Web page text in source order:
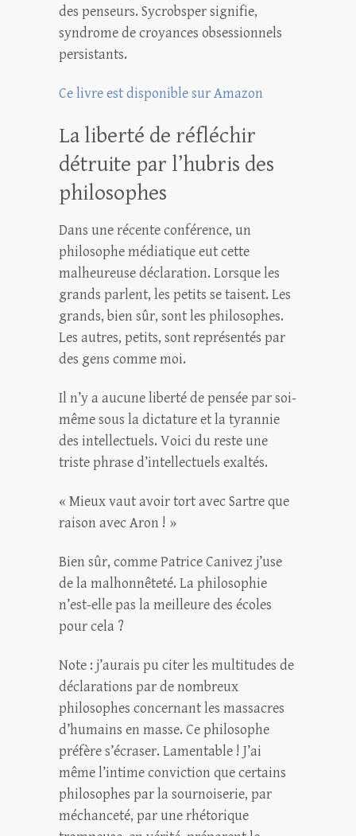
des penseurs. Sycrobsper signifie,
syndrome de croyances obsessionnels
persistants.
Ce livre est disponible sur Amazon
La liberté de réfléchir
détruite par l’hubris des
philosophes
Dans une récente conférence, un
philosophe médiatique eut cette
malheureuse déclaration. Lorsque les
grands parlent, les petits se taisent. Les
grands, bien sûr, sont les philosophes.
Les autres, petits, sont représentés par
des gens comme moi.
Il n’y a aucune liberté de pensée par soi-
même sous la dictature et la tyrannie
des intellectuels. Voici du reste une
triste phrase d’intellectuels exaltés.
« Mieux vaut avoir tort avec Sartre que
raison avec Aron ! »
Bien sûr, comme Patrice Canivez j’use
de la malhonnêteté. La philosophie
n’est-elle pas la meilleure des écoles
pour cela ?
Note : j’aurais pu citer les multitudes de
déclarations par de nombreux
philosophes concernant les massacres
d’humains en masse. Ce philosophe
préfère s’écraser. Lamentable ! J’ai
même l’intime conviction que certains
philosophes par la sournoiserie, par
méchanceté, par une rhétorique